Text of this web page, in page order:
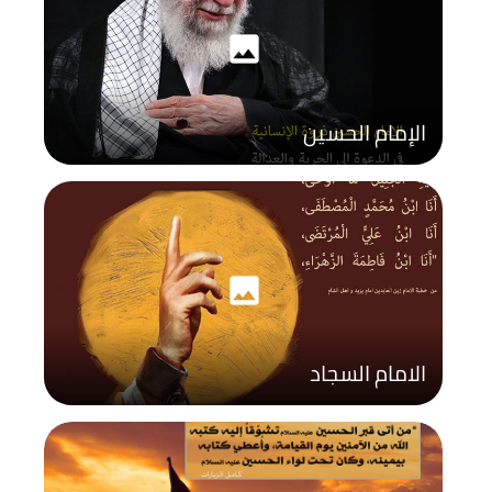
photo
الإمام الحسين
photo
الامام السجاد